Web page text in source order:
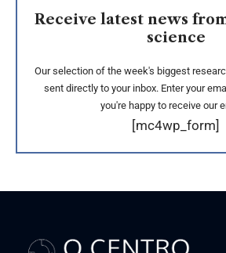
Receive latest news
science
Our selection of the week's biggest
sent directly to your inbox. Enter your
you're happy to receive our
[mc4wp_form]